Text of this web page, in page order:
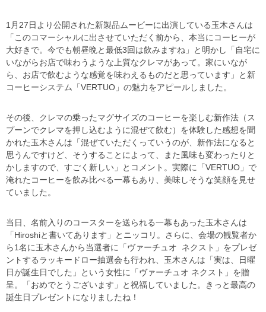
1月27日より公開された新製品ムービーに出演している玉木さんは
「このコマーシャルに出させていただく前から、本当にコーヒーが
大好きで。今でも朝昼晩と最低3回は飲みますね」と明かし「自宅に
いながらお店で味わうような上質なクレマがあって。家にいなが
ら、お店で飲むような感覚を味わえるものだと思っています」と新
コーヒーシステム「VERTUO」の魅力をアピールしました。
その後、クレマの乗ったマグサイズのコーヒーを楽しむ新作法（ス
プーンでクレマを押し込むように混ぜて飲む）を体験した感想を聞
かれた玉木さんは「混ぜていただくっていうのが、新作法になると
思うんですけど、そうすることによって、また風味も変わったりと
かしますので、すごく新しい」とコメント。実際に「VERTUO」で
淹れたコーヒーを飲み比べる一幕もあり、美味しそうな笑顔を見せ
ていました。
当日、名前入りのコースターを送られる一幕もあった玉木さんは
「Hiroshiと書いてあります」とニッコリ。さらに、会場の観覧者か
ら1名に玉木さんから当選者に「ヴァーチュオ ネクスト」をプレゼ
ントするラッキードロー抽選会も行われ、玉木さんは「実は、日曜
日が誕生日でした」という女性に「ヴァーチュオ ネクスト」を贈
呈。「おめでとうございます」と祝福していました。きっと最高の
誕生日プレゼントになりましたね！